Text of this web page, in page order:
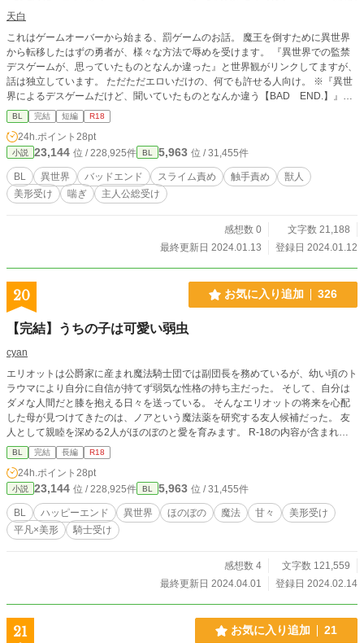
天白
これはゲームオーバーから始まる、罰ゲームのお話。 魔王を倒すために異世界
から転移したはずの勇者が、様々な方法で辱めを受けます。 『異世界での監禁
デスゲームが、思っていたものとなんか違った』と世界観がリンクしてますが、
話は独立しています。 ただただエロいだけの、何でも許せる人向け。 ※『異世
界によるデスゲームだけど、聞いていたものとなんか違う【BAD END.】』か
ら改題しました。
BL 完結 短編 R18
24h.ポイント 28pt
小説 23,144 位 / 228,925件 BL 5,963 位 / 31,455件
BL 異世界 バッドエンド スライム責め 触手責め
獣人
美形受け
喘ぎ 主人公総受け
感想数 0
文字数 21,188
最終更新日 2024.01.13
登録日 2024.01.12
20 お気に入り追加 326
【完結】うちの子は可愛い弱虫
cyan
エリオットは公爵家に産まれ魔法騎士団では副団長を務めているが、幼い頃のト
ラウマにより自分に自信が持てず弱気な性格の持ち主だった。 そして、自分は
ダメな人間だと膝を抱える日々を送っている。 そんなエリオットの将来を心配
した母が見つけてきたのは、ノアという魔法薬を研究する友人候補だった。 友
人として親睦を深める2人がほのぼのと愛を育みます。 R-18の内容が含まれる
話のタイトルには※をつけています。
BL 完結 長編 R18
24h.ポイント 28pt
小説 23,144 位 / 228,925件 BL 5,963 位 / 31,455件
BL ハッピーエンド 異世界 ほのぼの 魔法 甘々
美形受け
平凡×美形
騎士受け
感想数 4
文字数 121,559
最終更新日 2024.04.01
登録日 2024.02.14
21 お気に入り追加 21